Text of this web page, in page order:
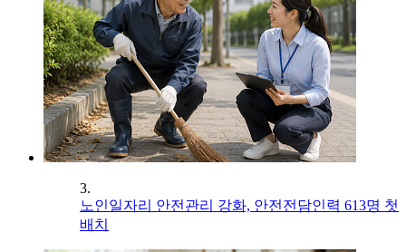
3.
노인일자리 안전관리 강화, 안전전담인력 613명 첫
배치